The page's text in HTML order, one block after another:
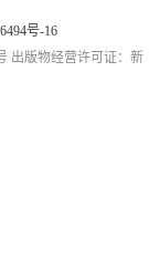
号-16
出版物经营许可证：新